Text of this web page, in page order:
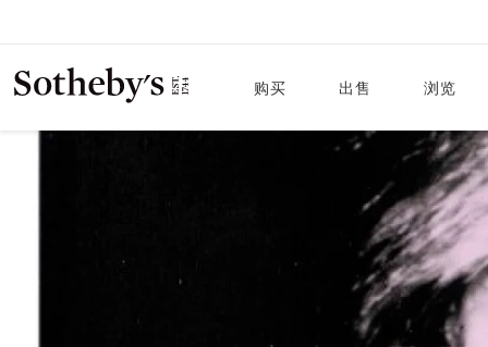
购买 出售 浏览